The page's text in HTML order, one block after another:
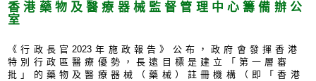
香港藥物及醫療器械監督管理中心籌備辦公
室
《行政長官2023年施政報告》公布，政府會發揮香港
特別行政區醫療優勢，長遠目標是建立「第一層審
批」的藥物及醫療器械（藥械）註冊機構（即「香港